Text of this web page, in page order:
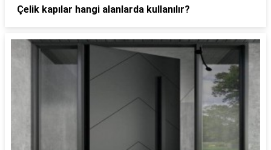
Çelik kapılar hangi alanlarda kullanılır?